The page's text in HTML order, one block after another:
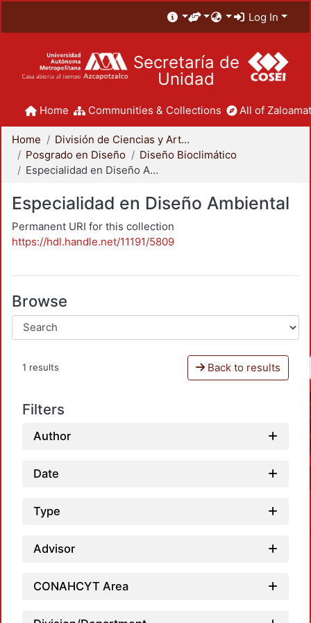
Log In
Secretaría de
Unidad
Home Communities & Collections All of
Home
División de Ciencias y Artes para el Diseño
Posgrado en Diseño
Diseño Bioclimático
Especialidad en Diseño Ambiental
Especialidad en Diseño Ambiental
Permanent URI for this collection
https://hdl.handle.net/11191/5809
Browse
1 results Back to results
Filters
Author
Date
Type
Advisor
CONAHCYT Area